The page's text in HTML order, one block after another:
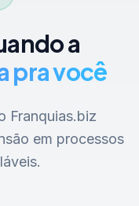
a
pra você
Franquias.biz
em processos